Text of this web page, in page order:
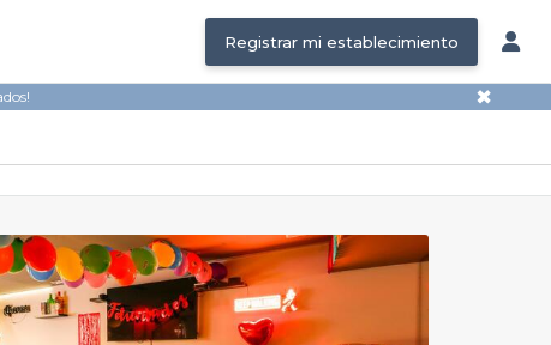
Registrar mi establecimiento
✖